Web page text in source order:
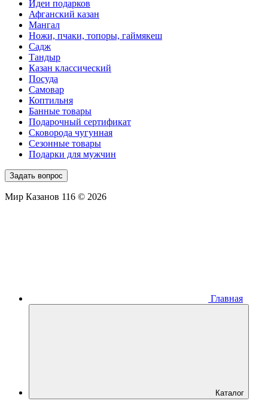
Идеи подарков
Афганский казан
Мангал
Ножи, пчаки, топоры, гаймякеш
Садж
Тандыр
Казан классический
Посуда
Самовар
Коптильня
Банные товары
Подарочный сертификат
Сковорода чугунная
Сезонные товары
Подарки для мужчин
Задать вопрос
Мир Казанов 116 © 2026
Главная
Каталог